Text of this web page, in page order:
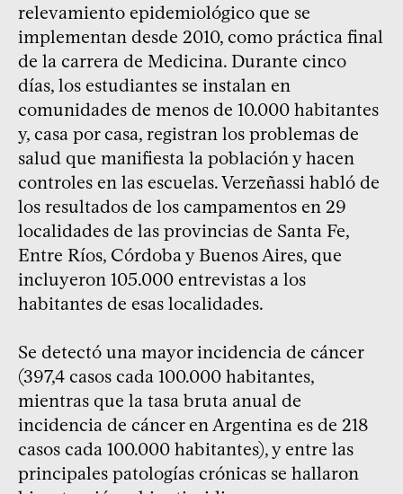
relevamiento epidemiológico que se
implementan desde 2010, como práctica final
de la carrera de Medicina. Durante cinco
días, los estudiantes se instalan en
comunidades de menos de 10.000 habitantes
y, casa por casa, registran los problemas de
salud que manifiesta la población y hacen
controles en las escuelas. Verzeñassi habló de
los resultados de los campamentos en 29
localidades de las provincias de Santa Fe,
Entre Ríos, Córdoba y Buenos Aires, que
incluyeron 105.000 entrevistas a los
habitantes de esas localidades.
Se detectó una mayor incidencia de cáncer
(397,4 casos cada 100.000 habitantes,
mientras que la tasa bruta anual de
incidencia de cáncer en Argentina es de 218
casos cada 100.000 habitantes), y entre las
principales patologías crónicas se hallaron